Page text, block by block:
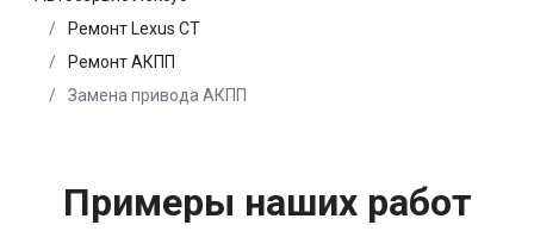
Ремонт Lexus CT
Ремонт АКПП
Замена привода АКПП
Примеры наших работ